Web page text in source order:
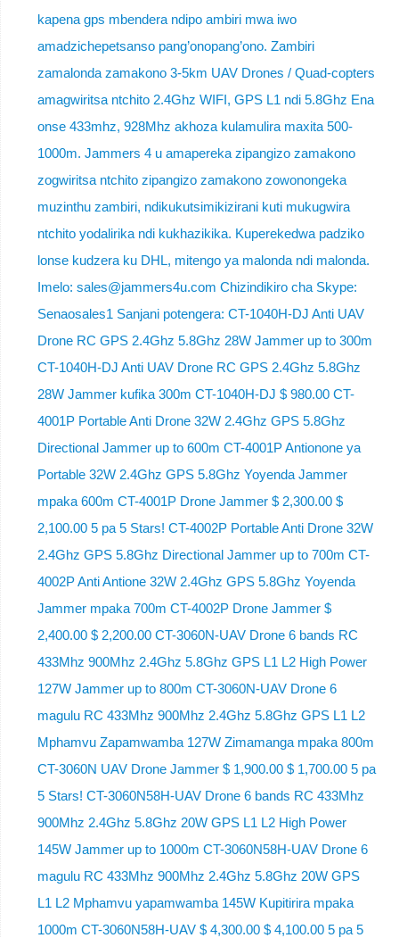
kapena gps mbendera ndipo ambiri mwa iwo
amadzichepetsanso pang’onopang’ono. Zambiri
zamalonda zamakono 3-5km UAV Drones / Quad-copters
amagwiritsa ntchito 2.4Ghz WIFI, GPS L1 ndi 5.8Ghz Ena
onse 433mhz, 928Mhz akhoza kulamulira maxita 500-
1000m. Jammers 4 u amapereka zipangizo zamakono
zogwiritsa ntchito zipangizo zamakono zowonongeka
muzinthu zambiri, ndikukutsimikizirani kuti mukugwira
ntchito yodalirika ndi kukhazikika. Kuperekedwa padziko
lonse kudzera ku DHL, mitengo ya malonda ndi malonda.
Imelo: sales@jammers4u.com Chizindikiro cha Skype:
Senaosales1 Sanjani potengera: CT-1040H-DJ Anti UAV
Drone RC GPS 2.4Ghz 5.8Ghz 28W Jammer up to 300m
CT-1040H-DJ Anti UAV Drone RC GPS 2.4Ghz 5.8Ghz
28W Jammer kufika 300m CT-1040H-DJ $ 980.00 CT-
4001P Portable Anti Drone 32W 2.4Ghz GPS 5.8Ghz
Directional Jammer up to 600m CT-4001P Antionone ya
Portable 32W 2.4Ghz GPS 5.8Ghz Yoyenda Jammer
mpaka 600m CT-4001P Drone Jammer $ 2,300.00 $
2,100.00 5 pa 5 Stars! CT-4002P Portable Anti Drone 32W
2.4Ghz GPS 5.8Ghz Directional Jammer up to 700m CT-
4002P Anti Antione 32W 2.4Ghz GPS 5.8Ghz Yoyenda
Jammer mpaka 700m CT-4002P Drone Jammer $
2,400.00 $ 2,200.00 CT-3060N-UAV Drone 6 bands RC
433Mhz 900Mhz 2.4Ghz 5.8Ghz GPS L1 L2 High Power
127W Jammer up to 800m CT-3060N-UAV Drone 6
magulu RC 433Mhz 900Mhz 2.4Ghz 5.8Ghz GPS L1 L2
Mphamvu Zapamwamba 127W Zimamanga mpaka 800m
CT-3060N UAV Drone Jammer $ 1,900.00 $ 1,700.00 5 pa
5 Stars! CT-3060N58H-UAV Drone 6 bands RC 433Mhz
900Mhz 2.4Ghz 5.8Ghz 20W GPS L1 L2 High Power
145W Jammer up to 1000m CT-3060N58H-UAV Drone 6
magulu RC 433Mhz 900Mhz 2.4Ghz 5.8Ghz 20W GPS
L1 L2 Mphamvu yapamwamba 145W Kupitirira mpaka
1000m CT-3060N58H-UAV $ 4,300.00 $ 4,100.00 5 pa 5